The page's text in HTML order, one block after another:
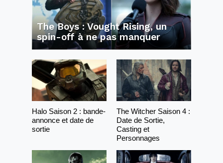
The Boys : Vought Rising, un
spin-off à ne pas manquer
Halo Saison 2 : bande-
annonce et date de
sortie
The Witcher Saison 4 :
Date de Sortie,
Casting et
Personnages